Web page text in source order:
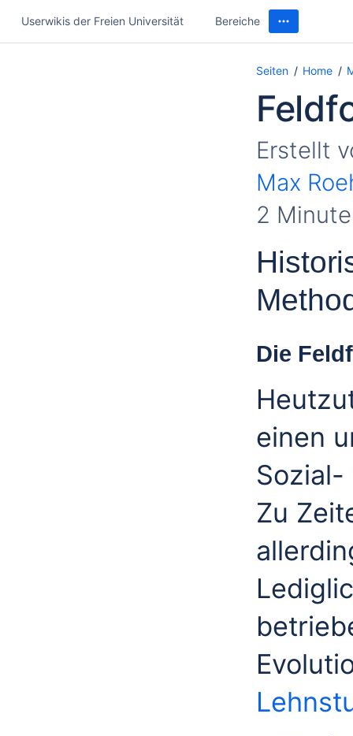
Userwikis der Freien Universität Bereiche
Seiten Home
Erstellt
Max
2
Die
einen
Sozial-
Zu